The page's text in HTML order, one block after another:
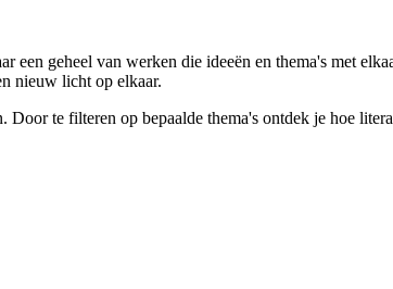
een geheel van werken die ideeën en thema's met
nieuw licht op elkaar.
te filteren op bepaalde thema's ontdek je hoe